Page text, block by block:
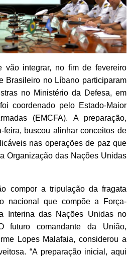
vão integrar, no fim de fevereiro
Brasileiro no Líbano participaram
no Ministério da Defesa, em
coordenado pelo Estado-Maior
(EMCFA). A preparação,
feira, buscou alinhar conceitos de
nas operações de paz que
Organização das Nações Unidas
compor a tripulação da fragata
nacional que compõe a Força-
Interina das Nações Unidas no
futuro comandante da União,
Lopes Malafaia, considerou a
“A preparação inicial, aqui